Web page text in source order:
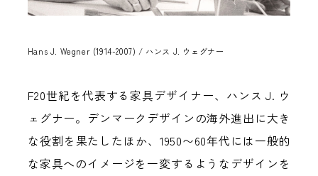
Hans J. Wegner (1914-2007) / ハンス J. ウェグナー
F20世紀を代表する家具デザイナー、ハンス J. ウ
ェグナー。デンマークデザインの海外進出に大き
な役割を果たしたほか、1950〜60年代には一般的
な家具へのイメージを一変するようなデザインを